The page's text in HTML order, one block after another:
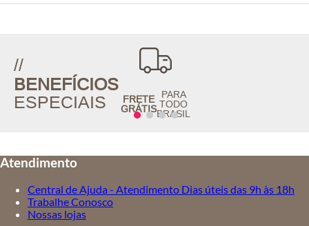
//
BENEFÍCIOS
ESPECIAIS
FRETE
GRÁTIS
PARA
TODO
BRASIL
Atendimento
Central de Ajuda - Atendimento Dias úteis das 9h às 18h
Trabalhe Conosco
Nossas lojas